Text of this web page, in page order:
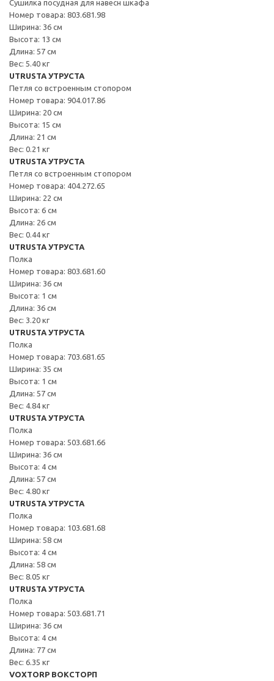
Сушилка посудная для навесн шкафа
Номер товара: 803.681.98
Ширина: 36 см
Высота: 13 см
Длина: 57 см
Вес: 5.40 кг
UTRUSTA УТРУСТА
Петля со встроенным стопором
Номер товара: 904.017.86
Ширина: 20 см
Высота: 15 см
Длина: 21 см
Вес: 0.21 кг
UTRUSTA УТРУСТА
Петля со встроенным стопором
Номер товара: 404.272.65
Ширина: 22 см
Высота: 6 см
Длина: 26 см
Вес: 0.44 кг
UTRUSTA УТРУСТА
Полка
Номер товара: 803.681.60
Ширина: 36 см
Высота: 1 см
Длина: 36 см
Вес: 3.20 кг
UTRUSTA УТРУСТА
Полка
Номер товара: 703.681.65
Ширина: 35 см
Высота: 1 см
Длина: 57 см
Вес: 4.84 кг
UTRUSTA УТРУСТА
Полка
Номер товара: 503.681.66
Ширина: 36 см
Высота: 4 см
Длина: 57 см
Вес: 4.80 кг
UTRUSTA УТРУСТА
Полка
Номер товара: 103.681.68
Ширина: 58 см
Высота: 4 см
Длина: 58 см
Вес: 8.05 кг
UTRUSTA УТРУСТА
Полка
Номер товара: 503.681.71
Ширина: 36 см
Высота: 4 см
Длина: 77 см
Вес: 6.35 кг
VOXTORP ВОКСТОРП